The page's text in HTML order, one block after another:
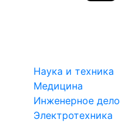
Наука и техника
Медицина
Инженерное дело
Электротехника